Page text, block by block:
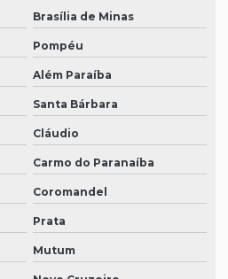
Brasília de Minas
Pompéu
Além Paraíba
Santa Bárbara
Cláudio
Carmo do Paranaíba
Coromandel
Prata
Mutum